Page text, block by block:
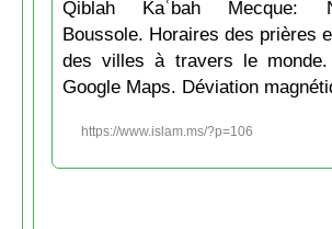
Qiblah Kaʿbah Mecque:
Boussole. Horaires des prières
des villes à travers le monde.
Google Maps. Déviation
https://www.islam.ms/?p=106